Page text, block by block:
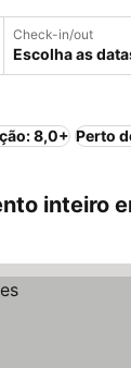
Check-in/out
Escolha as
8,0+ Perto
inteiro